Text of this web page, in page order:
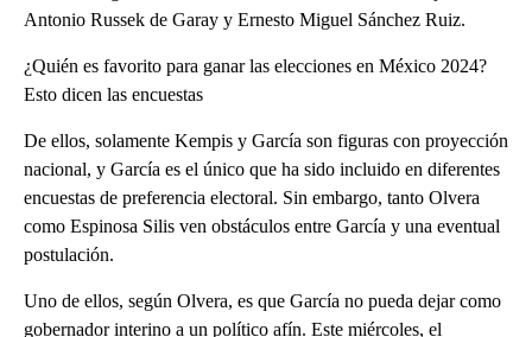
Antonio Russek de Garay y Ernesto Miguel Sánchez Ruiz.
¿Quién es favorito para ganar las elecciones en México 2024?
Esto dicen las encuestas
De ellos, solamente Kempis y García son figuras con proyección
nacional, y García es el único que ha sido incluido en diferentes
encuestas de preferencia electoral. Sin embargo, tanto Olvera
como Espinosa Silis ven obstáculos entre García y una eventual
postulación.
Uno de ellos, según Olvera, es que García no pueda dejar como
gobernador interino a un político afín. Este miércoles, el